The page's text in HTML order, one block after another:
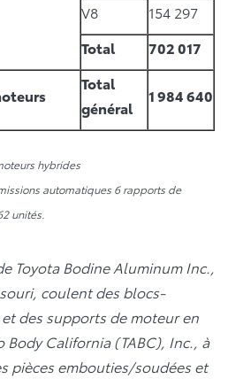
V8
154 297
Total
702 017
Total
général
1 984 640
hybrides
automatiques 6 rapports de
unités.
Toyota Bodine Aluminum Inc.,
coulent des blocs-
des supports de moteur en
California (TABC), Inc., à
pièces embouties/soudées et